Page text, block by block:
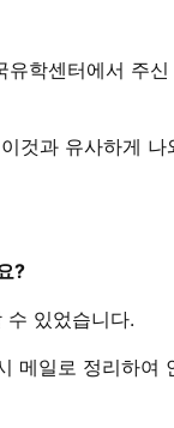
학센터에서 주
과 유사하게
?
있었습니다.
일로 정리하